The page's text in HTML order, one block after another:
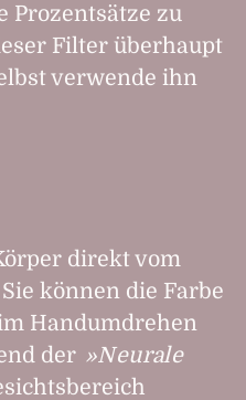
Prozentsätze zu
Filter überhaupt
verwende ihn
direkt vom
können die Farbe
Handumdrehen
der
Neurale